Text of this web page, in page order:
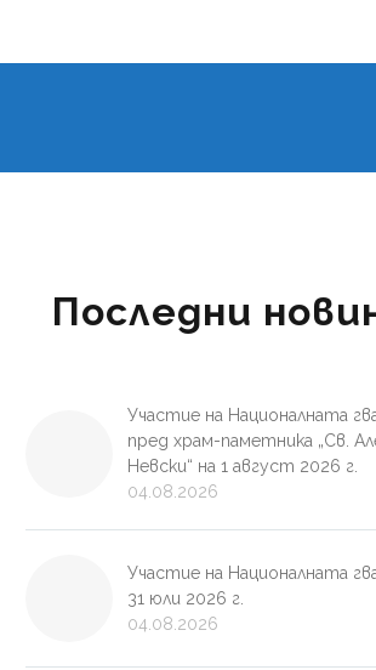
Последни
Участие на Националната
пред храм-паметника „Св.
Невски“ на 1 август 2026 г.
04.08.2026
Участие на Националната
31 юли 2026 г.
04.08.2026